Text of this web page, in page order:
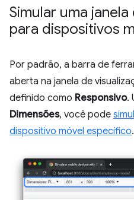
Simular uma
para dispositivos
Por padrão, a barra de
aberta na janela de
definido como Responsivo.
Dimensões, você pode
dispositivo móvel específico.